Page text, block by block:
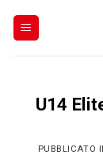
U14
PUBBLICATO